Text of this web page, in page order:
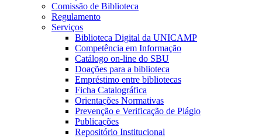
Comissão de Biblioteca
Regulamento
Serviços
Biblioteca Digital da UNICAMP
Competência em Informação
Catálogo on-line do SBU
Doações para a biblioteca
Empréstimo entre bibliotecas
Ficha Catalográfica
Orientações Normativas
Prevenção e Verificação de Plágio
Publicações
Repositório Institucional